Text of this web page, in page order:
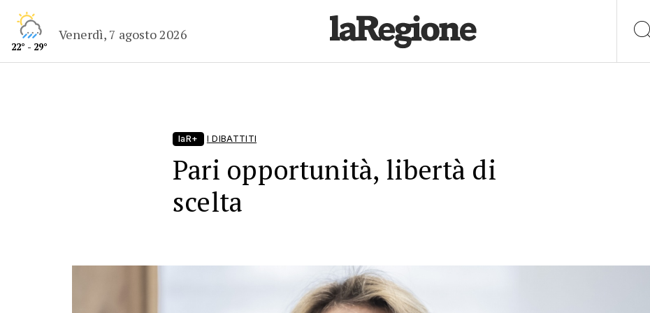
22° - 29°
Venerdì, 7 agosto 2026
laR+ I DIBATTITI
Pari opportunità, libertà di
scelta